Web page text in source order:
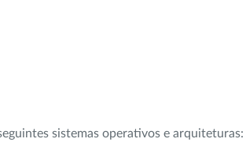
sistemas operativos e arquiteturas: